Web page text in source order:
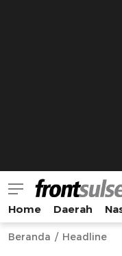
Frontsulsel.com
Terdepan
Home Daerah
Beranda Headline